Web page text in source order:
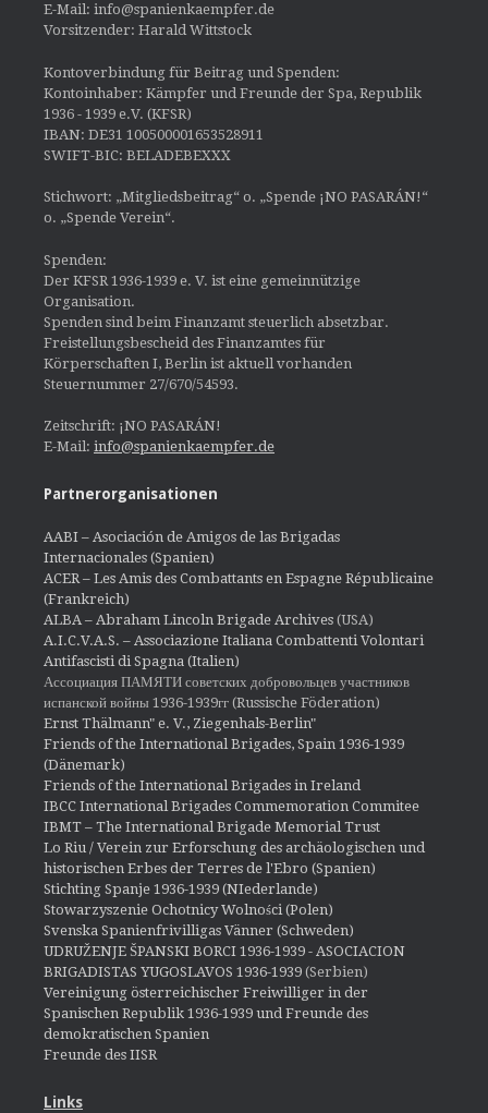
E-Mail: info@spanienkaempfer.de
Vorsitzender: Harald Wittstock
Kontoverbindung für Beitrag und Spenden:
Kontoinhaber: Kämpfer und Freunde der Spa, Republik
1936 - 1939 e.V. (KFSR)
IBAN: DE31 100500001653528911
SWIFT-BIC: BELADEBEXXX
Stichwort: „Mitgliedsbeitrag“ o. „Spende ¡NO PASARÁN!“
o. „Spende Verein“.
Spenden:
Der KFSR 1936-1939 e. V. ist eine gemeinnützige
Organisation.
Spenden sind beim Finanzamt steuerlich absetzbar.
Freistellungsbescheid des Finanzamtes für
Körperschaften I, Berlin ist aktuell vorhanden
Steuernummer 27/670/54593.
Zeitschrift: ¡NO PASARÁN!
E-Mail: info@spanienkaempfer.de
Partnerorganisationen
AABI – Asociación de Amigos de las Brigadas
Internacionales (Spanien)
ACER – Les Amis des Combattants en Espagne Républicaine
(Frankreich)
ALBA – Abraham Lincoln Brigade Archives (USA)
A.I.C.V.A.S. – Associazione Italiana Combattenti Volontari
Antifascisti di Spagna (Italien)
Ассоциация ПАМЯТИ советских добровольцев участников
испанской войны 1936-1939гг (Russische Föderation)
Ernst Thälmann" e. V., Ziegenhals-Berlin"
Friends of the International Brigades, Spain 1936-1939
(Dänemark)
Friends of the International Brigades in Ireland
IBCC International Brigades Commemoration Commitee
IBMT – The International Brigade Memorial Trust
Lo Riu / Verein zur Erforschung des archäologischen und
historischen Erbes der Terres de l'Ebro (Spanien)
Stichting Spanje 1936-1939 (NIederlande)
Stowarzyszenie Ochotnicy Wolności (Polen)
Svenska Spanienfrivilligas Vänner (Schweden)
UDRUŽENJE ŠPANSKI BORCI 1936-1939 - ASOCIACION
BRIGADISTAS YUGOSLAVOS 1936-1939 (Serbien)
Vereinigung österreichischer Freiwilliger in der
Spanischen Republik 1936-1939 und Freunde des
demokratischen Spanien
Freunde des IISR
Links